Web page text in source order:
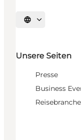
Sprache auswählen
Unsere Seiten
Presse
Business
Reisebranche